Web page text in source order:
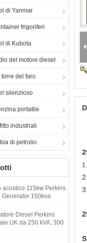
di Yanmar
frigoriferi
di Kubota
del motore diesel
del faro
silenzioso
portatile
industriali
di petrolio
acustico 115kw Perkins
Generator 150kva
Diesel Perkins
UK da 250 kVA, 300
1.